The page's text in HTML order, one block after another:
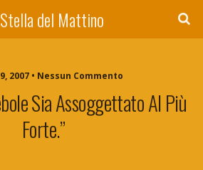
del Mattino
2007 • Nessun Commento
Sia Assoggettato Al Più
Forte.”